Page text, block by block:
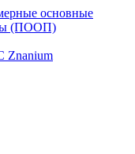
основные
(ПООП)
Znanium